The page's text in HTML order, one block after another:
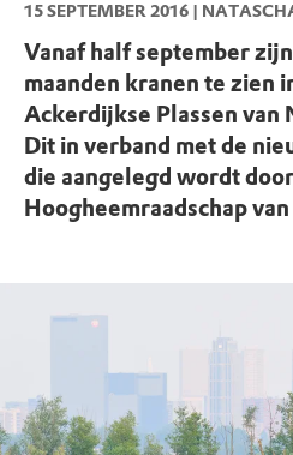
15 SEPTEMBER 2016 |
Vanaf half september
maanden kranen te zien
Ackerdijkse Plassen van
Dit in verband met de
die aangelegd wordt
Hoogheemraadschap